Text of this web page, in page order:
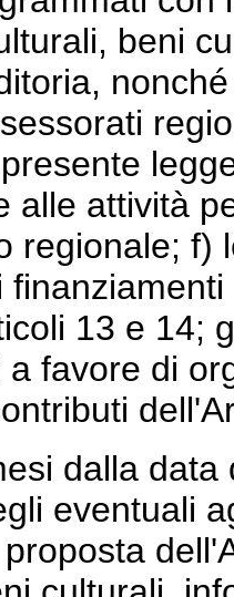
beni
alle attività
regionale; f)
13 e 14;
favore di
dalla
eventuali